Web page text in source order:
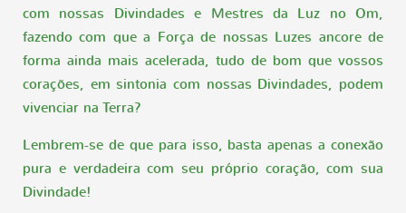
com nossas Divindades e Mestres da Luz no Om,
fazendo com que a Força de nossas Luzes ancore de
forma ainda mais acelerada, tudo de bom que vossos
corações, em sintonia com nossas Divindades, podem
vivenciar na Terra?
Lembrem-se de que para isso, basta apenas a conexão
pura e verdadeira com seu próprio coração, com sua
Divindade!